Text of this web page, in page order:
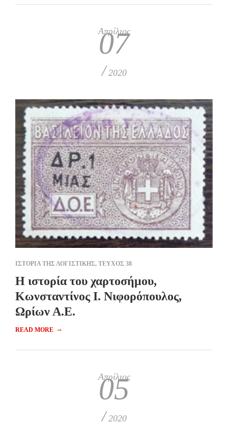
Απρίλιος
07
/ 2020
ΙΣΤΟΡΙΑ ΤΗΣ ΛΟΓΙΣΤΙΚΗΣ, ΤΕΥΧΟΣ 38
Η ιστορία του χαρτοσήμου,
Κωνσταντίνος Ι. Νιφορόπουλος,
Ωρίων Α.Ε.
READ MORE →
Απρίλιος
05
/ 2020